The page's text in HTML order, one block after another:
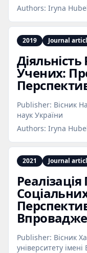
Authors: Iryna
2019 Journal
Учених:
Publisher: Вісник
наук України
Authors: Iryna
2021 Journal
Publisher: Вісник
університету